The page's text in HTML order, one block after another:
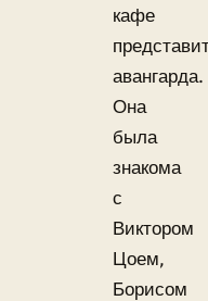
кафе
авангарда.
Она
была
знакома
с
Виктором
Цоем,
Борисом